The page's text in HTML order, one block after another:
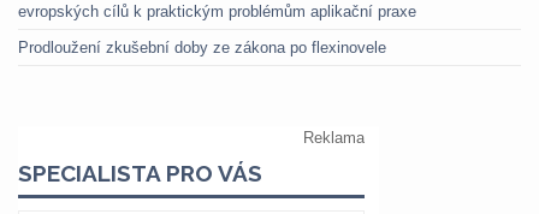
evropských cílů k praktickým problémům aplikační praxe
Prodloužení zkušební doby ze zákona po flexinovele